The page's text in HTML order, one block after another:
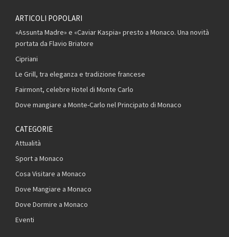
ARTICOLI POPOLARI
«Assunta Madre» e «Caviar Kaspia» presto a Monaco. Una novità
portata da Flavio Briatore
Cipriani
Le Grill, tra eleganza e tradizione francese
Fairmont, celebre Hotel di Monte Carlo
Dove mangiare a Monte-Carlo nel Principato di Monaco
CATEGORIE
Attualità
Sport a Monaco
Cosa Visitare a Monaco
Dove Mangiare a Monaco
Dove Dormire a Monaco
Eventi